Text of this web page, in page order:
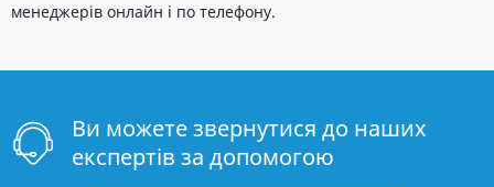
менеджерів онлайн і по телефону.
Ви можете звернутися до наших
експертів за допомогою